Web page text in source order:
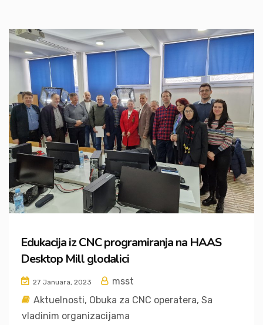
Edukacija iz CNC programiranja na HAAS
Desktop Mill glodalici
27 Januara, 2023
msst
Aktuelnosti, Obuka za CNC operatera, Sa
vladinim organizacijama